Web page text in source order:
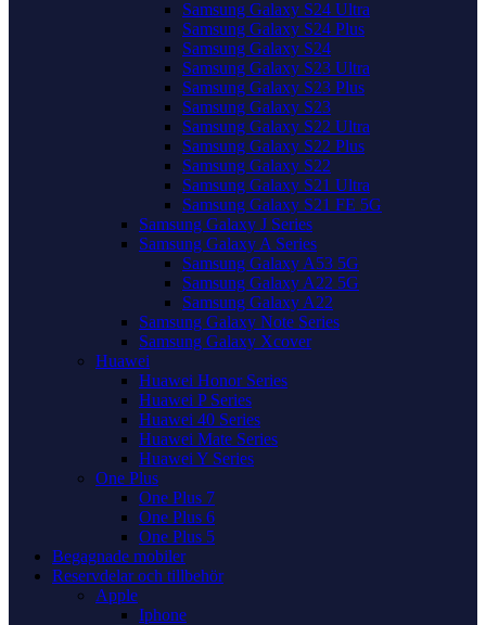
Samsung Galaxy S24 Ultra
Samsung Galaxy S24 Plus
Samsung Galaxy S24
Samsung Galaxy S23 Ultra
Samsung Galaxy S23 Plus
Samsung Galaxy S23
Samsung Galaxy S22 Ultra
Samsung Galaxy S22 Plus
Samsung Galaxy S22
Samsung Galaxy S21 Ultra
Samsung Galaxy S21 FE 5G
Samsung Galaxy J Series
Samsung Galaxy A Series
Samsung Galaxy A53 5G
Samsung Galaxy A22 5G
Samsung Galaxy A22
Samsung Galaxy Note Series
Samsung Galaxy Xcover
Huawei
Huawei Honor Series
Huawei P Series
Huawei 40 Series
Huawei Mate Series
Huawei Y Series
One Plus
One Plus 7
One Plus 6
One Plus 5
Begagnade mobiler
Reservdelar och tillbehör
Apple
Iphone